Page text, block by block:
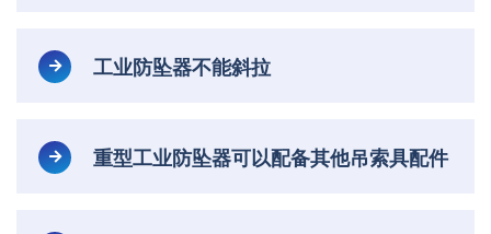
工业防坠器不能斜拉
重型工业防坠器可以配备其他吊索具配件